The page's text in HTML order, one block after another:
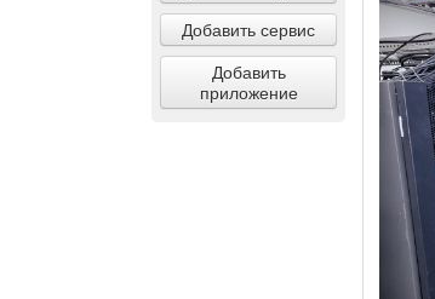
Добавить сервис
Добавить
приложение